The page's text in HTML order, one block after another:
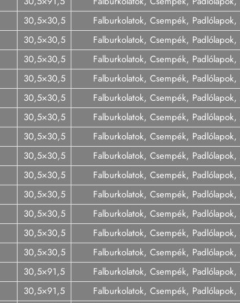
30,5×30,5
Falburkolatok, Csempék,
30,5×30,5
Falburkolatok, Csempék,
30,5×30,5
Falburkolatok, Csempék,
30,5×30,5
Falburkolatok, Csempék,
30,5×30,5
Falburkolatok, Csempék,
30,5×30,5
Falburkolatok, Csempék,
30,5×30,5
Falburkolatok, Csempék,
30,5×30,5
Falburkolatok, Csempék,
30,5×30,5
Falburkolatok, Csempék,
30,5×30,5
Falburkolatok, Csempék,
30,5×30,5
Falburkolatok, Csempék,
30,5×30,5
Falburkolatok, Csempék,
30,5×30,5
Falburkolatok, Csempék,
30,5×91,5
Falburkolatok, Csempék,
30,5×91,5
Falburkolatok, Csempék,